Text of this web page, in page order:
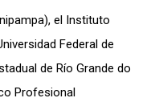
el Instituto
Federal de
de Río Grande do
Profesional